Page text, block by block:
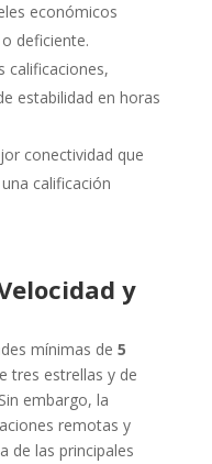
económicos
deficiente.
calificaciones,
estabilidad en horas
conectividad que
calificación
y
mínimas de 5
tres estrellas y de
embargo, la
remotas y
de las principales